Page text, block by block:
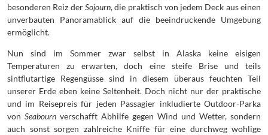
besonderen Reiz derSojourn, die praktisch von jedem Deck aus einen
unverbauten Panoramablick auf die beeindruckende Umgebung
ermöglicht.
Nun sind im Sommer zwar selbst in Alaska keine eisigen
Temperaturen zu erwarten, doch eine steife Brise und teils
sintflutartige Regengüsse sind in diesem überaus feuchten Teil
unserer Erde eben keine Seltenheit. Doch nicht nur der praktische
und im Reisepreis für jeden Passagier inkludierte Outdoor-Parka
von Seabourn verschafft Abhilfe gegen Wind und Wetter, sondern
auch sonst sorgen zahlreiche Kniffe für eine durchweg wohlige